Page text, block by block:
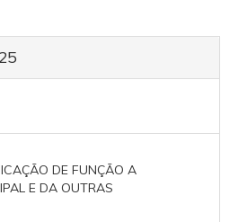
DE FUNÇÃO A
E DA OUTRAS